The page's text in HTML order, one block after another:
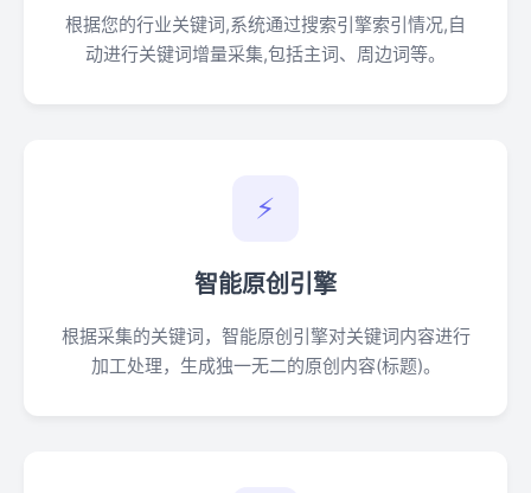
根据您的行业关键词,系统通过搜索引擎索引情况,自
动进行关键词增量采集,包括主词、周边词等。
⚡
智能原创引擎
根据采集的关键词，智能原创引擎对关键词内容进行
加工处理，生成独一无二的原创内容(标题)。